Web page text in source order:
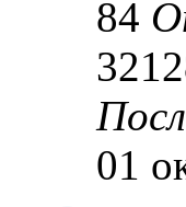
84
01